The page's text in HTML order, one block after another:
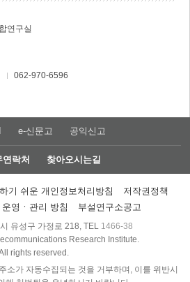
연구실
062-970-6596
e-신문고 공익신고
락처 찾아오시는길
기 쉬운 개인정보처리방침
저작권정책
영ㆍ관리 방침
부설연구소공고
유성구 가정로 218, TEL 1466-38
Research Institute.
rights reserved.
소가 자동수집되는 것을 거부하며, 이를 위반시